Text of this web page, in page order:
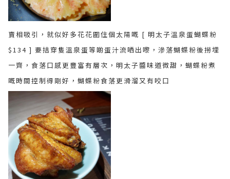
賣相吸引，就似好多花花圍住個太陽嘅 [ 明太子溫泉蛋蝴蝶粉
$134 ] 要拮穿隻溫泉蛋等啲蛋汁流哂出嚟，滲落蝴蝶粉後撈埋
一齊，食落口感更豐富有層次，明太子醬味道微甜，蝴蝶粉煮
嘅時間控制得剛好，蝴蝶粉食落更滑溜又有咬口